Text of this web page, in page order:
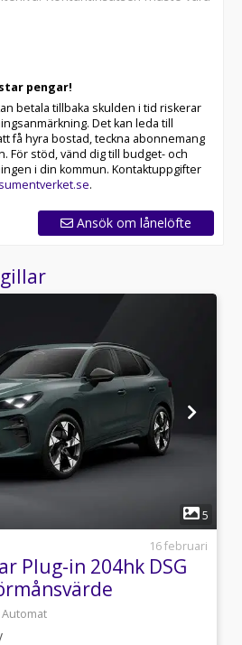
pengar!
betala tillbaka skulden i tid riskerar
Det kan leda till
få hyra bostad, teckna abonnemang
För stöd, vänd dig till budget- och
i din kommun. Kontaktuppgifter
.
Ansök om lånelöfte
5
16 februari
Plug-in 204hk DSG
Automat